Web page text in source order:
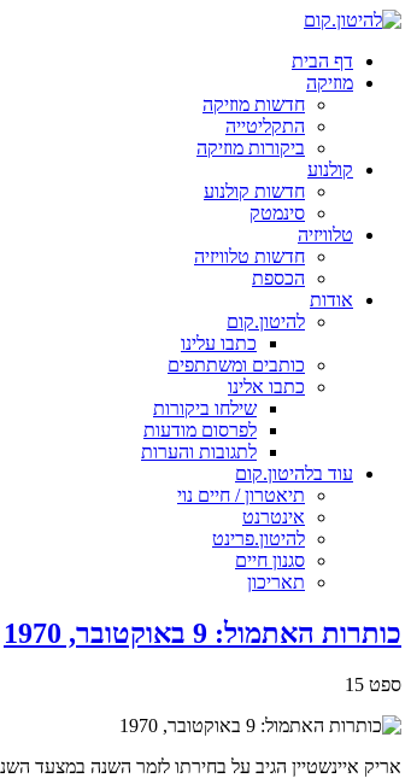
דף הבית
מוזיקה
חדשות מוזיקה
התקליטייה
ביקורות מוזיקה
קולנוע
חדשות קולנוע
סינמטק
טלוויזיה
חדשות טלוויזיה
הכספת
אודות
להיטון.קום
כתבו עלינו
כותבים ומשתתפים
כתבו אלינו
שילחו ביקורות
לפרסום מודעות
לתגובות והערות
עוד בלהיטון.קום
תיאטרון / חיים נוי
אינטרנט
להיטון.פרינט
סגנון חיים
תאריכון
כותרות האתמול: 9 באוקטובר, 1970
ספט 15
אריק איינשטיין הגיב על בחירתו לזמר השנה במצעד